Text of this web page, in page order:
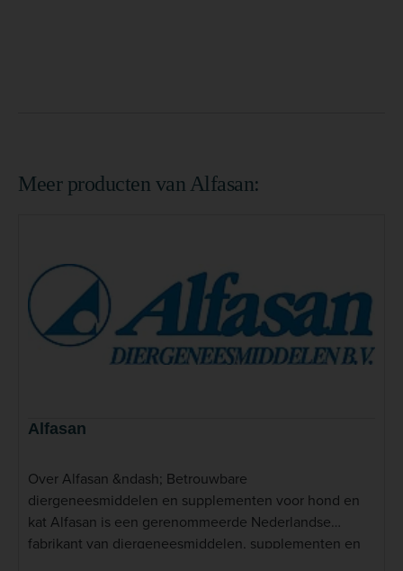
Meer producten van Alfasan:
Alfasan
Over Alfasan &ndash; Betrouwbare
diergeneesmiddelen en supplementen voor hond en
kat Alfasan is een gerenommeerde Nederlandse
fabrikant van diergeneesmiddelen, supplementen en